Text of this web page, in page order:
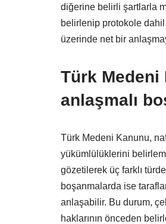
diğerine belirli şartlarla
belirlenip protokole
üzerinde net bir
Türk Medeni
anlaşmalı
Türk Medeni Kanunu,
yükümlülüklerini
gözetilerek üç farklı
boşanmalarda ise
anlaşabilir. Bu durum,
haklarının önceden